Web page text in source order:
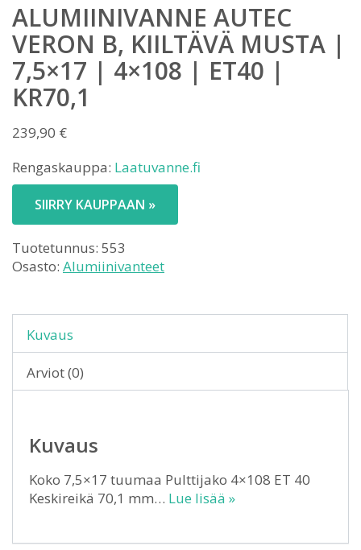
ALUMIINIVANNE AUTEC
VERON B, KIILTÄVÄ MUSTA |
7,5×17 | 4×108 | ET40 |
KR70,1
239,90 €
Rengaskauppa: Laatuvanne.fi
SIIRRY KAUPPAAN »
Tuotetunnus: 553
Osasto: Alumiinivanteet
Kuvaus
Arviot (0)
Kuvaus
Koko 7,5×17 tuumaa Pulttijako 4×108 ET 40
Keskireikä 70,1 mm… Lue lisää »